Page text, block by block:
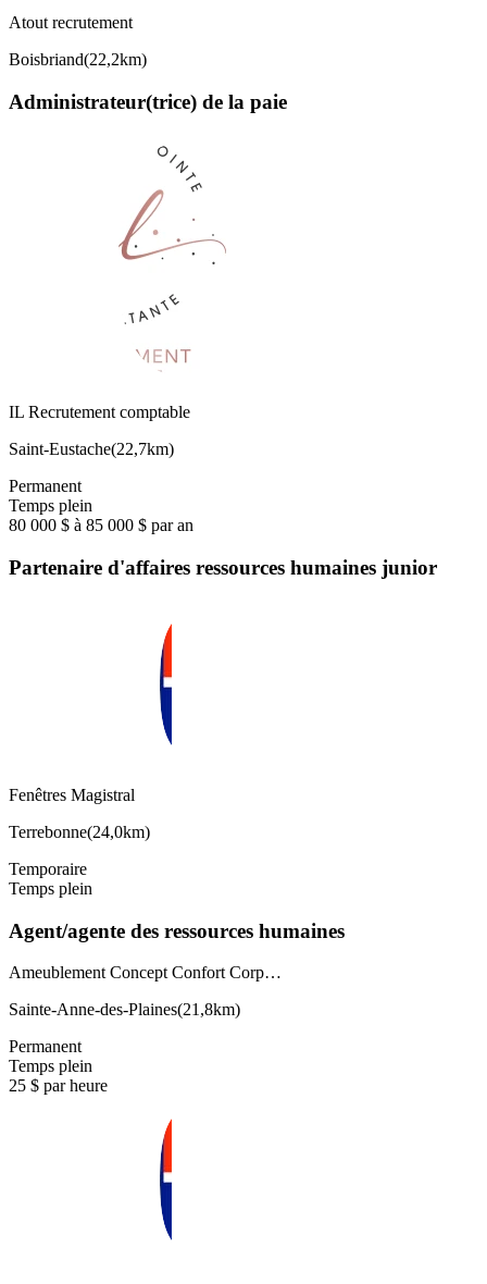
Atout recrutement
Boisbriand(22,2km)
Administrateur(trice) de la paie
IL Recrutement comptable
Saint-Eustache(22,7km)
Permanent
Temps plein
80 000 $ à 85 000 $ par an
Partenaire d'affaires ressources humaines junior
Fenêtres Magistral
Terrebonne(24,0km)
Temporaire
Temps plein
Agent/agente des ressources humaines
Ameublement Concept Confort Corp…
Sainte-Anne-des-Plaines(21,8km)
Permanent
Temps plein
25 $ par heure